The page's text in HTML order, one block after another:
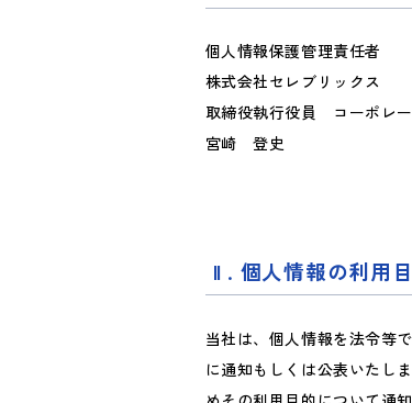
個人情報保護管理責任者
株式会社セレブリックス
取締役執行役員 コーポレ
宮崎 登史
. 個人情報の利用
当社は、個人情報を法令等
に通知もしくは公表いたし